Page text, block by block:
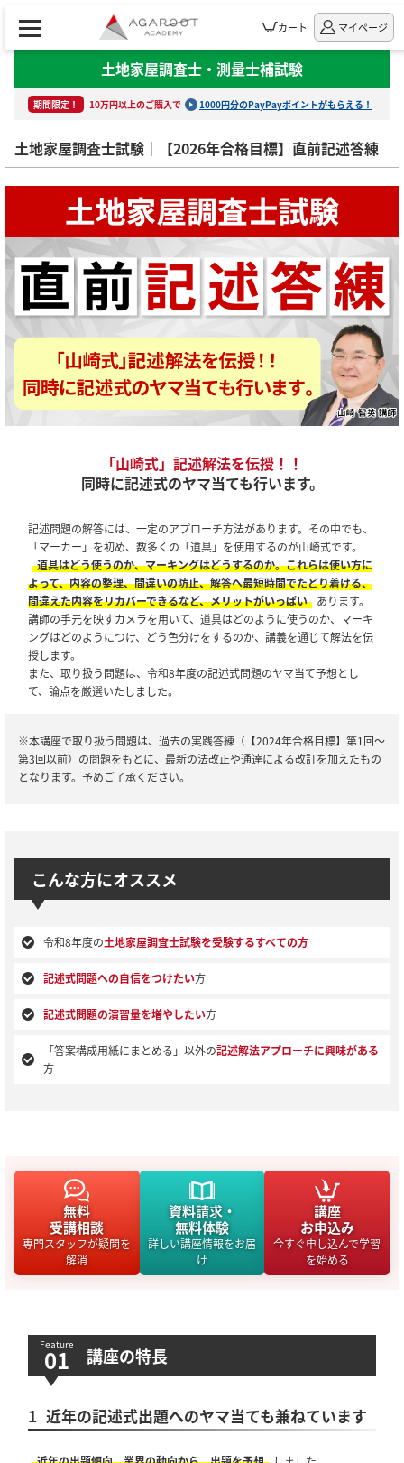
カート マイページ
土地家屋調査士・測量士補試験
期間限定！ 10万円以上のご購入で 1000円分のPayPayポイントがもらえる！
土地家屋調査士試験｜【2026年合格目標】直前記述答練
「山崎式」記述解法を伝授！！
同時に記述式のヤマ当ても行います。
記述問題の解答には、一定のアプローチ方法があります。その中でも、
「マーカー」を初め、数多くの「道具」を使用するのが山崎式です。
道具はどう使うのか、マーキングはどうするのか。これらは使い方に
よって、内容の整理、間違いの防止、解答へ最短時間でたどり着ける、
間違えた内容をリカバーできるなど、メリットがいっぱい
あります。
講師の手元を映すカメラを用いて、道具はどのように使うのか、マーキ
ングはどのようにつけ、どう色分けをするのか、講義を通じて解法を伝
授します。
また、取り扱う問題は、令和8年度の記述式問題のヤマ当て予想とし
て、論点を厳選いたしました。
※本講座で取り扱う問題は、過去の実践答練（【2024年合格目標】第1回～
第3回以前）の問題をもとに、最新の法改正や通達による改訂を加えたもの
となります。予めご了承ください。
こんな方にオススメ
令和8年度の土地家屋調査士試験を受験するすべての方
記述式問題への自信をつけたい方
記述式問題の演習量を増やしたい方
「答案構成用紙にまとめる」以外の記述解法アプローチに興味がある
方
無料
受講相談
専門スタッフが疑問を
解消
資料請求・
無料体験
詳しい講座情報をお届
け
講座
お申込み
今すぐ申し込んで学習
を始める
講座の特長
1 近年の記述式出題へのヤマ当ても兼ねています